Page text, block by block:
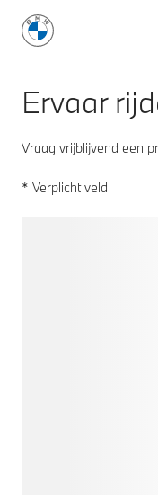
Ervaar
Vraag vrijblijvend een
* Verplicht veld